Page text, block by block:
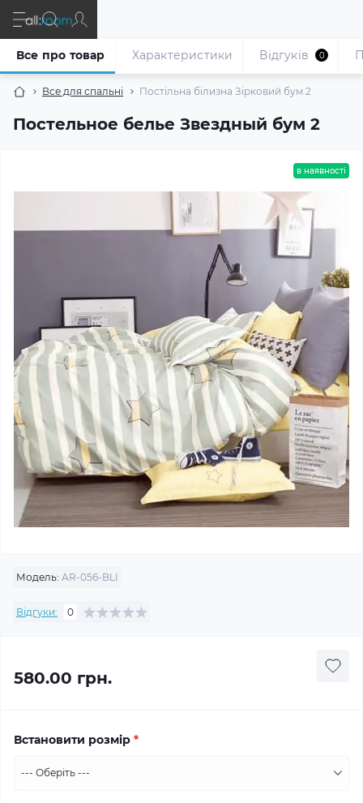
Все для спальні Постільна білизна Зірковий бум 2
Постельное белье Звездный бум 2
Все про товар Характеристики Відгуків 0
в наявності
Модель: AR-056-BLI
Відгуки: 0
580.00 грн.
Встановити розмір *